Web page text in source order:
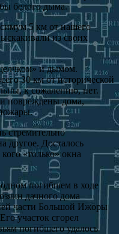
белого дыма.
5 км от нашего
из своих
и дымом.
30 км от исторической
к сожалению, нет.
повреждены дома,
стремительно
другое. Досталось
«только» окна
погибшем в ходе
дачного дома
части Большой Ижоры
участок сгорел
погибшего удалось